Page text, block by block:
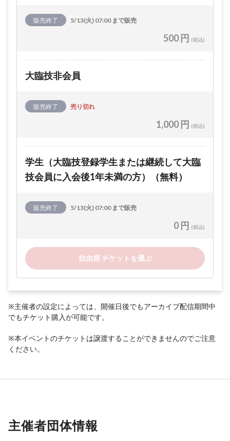
販売終了 5/13(火) 07:00 まで販売
500 円 (税込)
大臨技非会員
販売終了 売り切れ
1,000 円 (税込)
学生（大臨技登録学生または継続して大臨
技会員に入会後1年未満の方）（無料）
販売終了 5/13(火) 07:00 まで販売
0 円 (税込)
自由席 チケットを選ぶ
※主催者の設定によっては、開催日後でもアーカイブ配信期間中
でもチケット購入が可能です。
※本イベントのチケットは譲渡することができませんのでご注意
ください。
主催者団体情報